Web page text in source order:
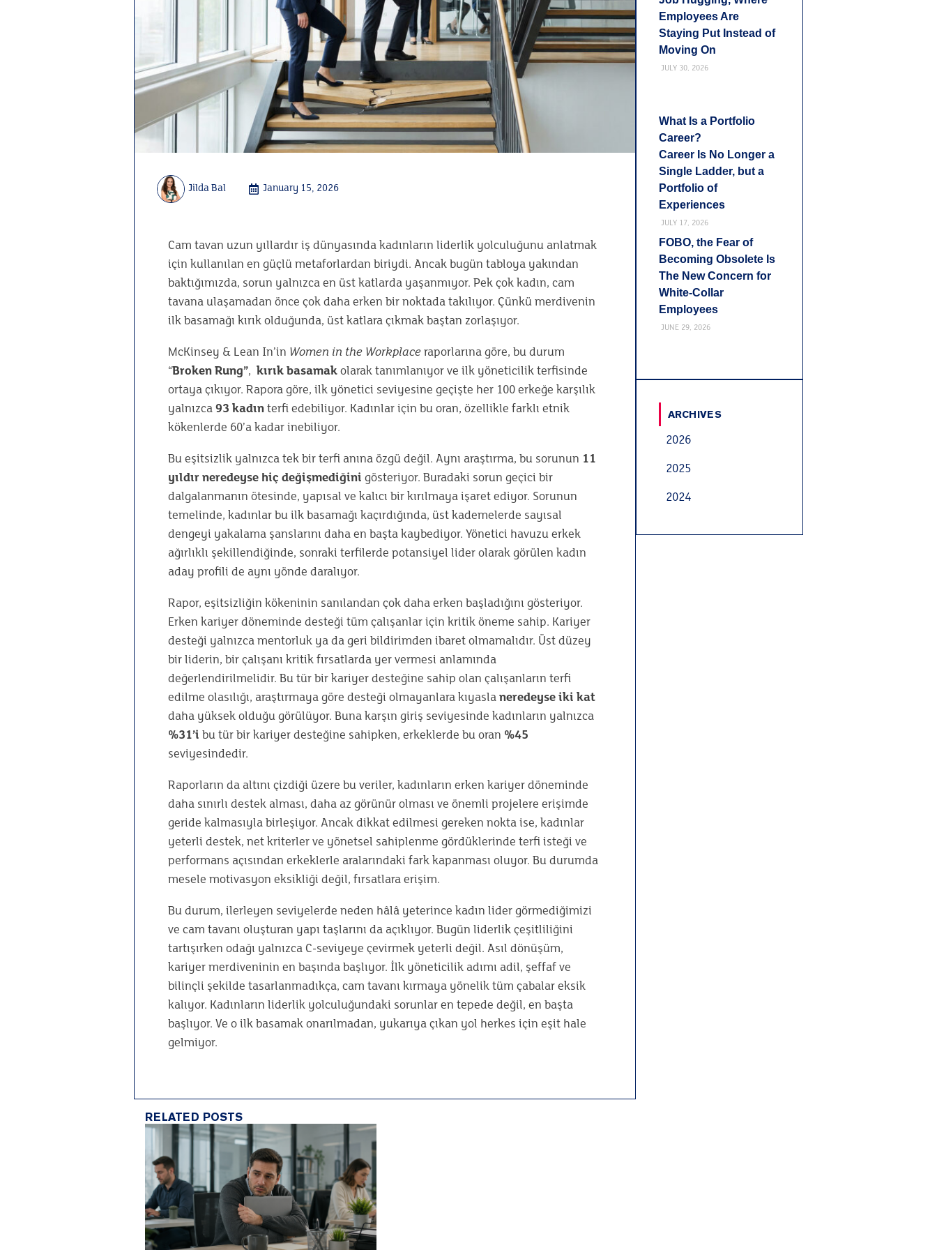
Jilda Bal January 15, 2026
Cam tavan uzun yıllardır iş dünyasında kadınların liderlik yolculuğunu anlatmak
için kullanılan en güçlü metaforlardan biriydi. Ancak bugün tabloya yakından
baktığımızda, sorun yalnızca en üst katlarda yaşanmıyor. Pek çok kadın, cam
tavana ulaşamadan önce çok daha erken bir noktada takılıyor. Çünkü merdivenin
ilk basamağı kırık olduğunda, üst katlara çıkmak baştan zorlaşıyor.
McKinsey & Lean In’in Women in the Workplace raporlarına göre, bu durum
“Broken Rung”, kırık basamak olarak tanımlanıyor ve ilk yöneticilik terfisinde
ortaya çıkıyor. Rapora göre, ilk yönetici seviyesine geçişte her 100 erkeğe karşılık
yalnızca 93 kadın terfi edebiliyor. Kadınlar için bu oran, özellikle farklı etnik
kökenlerde 60’a kadar inebiliyor.
Bu eşitsizlik yalnızca tek bir terfi anına özgü değil. Aynı araştırma, bu sorunun 11
yıldır neredeyse hiç değişmediğini gösteriyor. Buradaki sorun geçici bir
dalgalanmanın ötesinde, yapısal ve kalıcı bir kırılmaya işaret ediyor. Sorunun
temelinde, kadınlar bu ilk basamağı kaçırdığında, üst kademelerde sayısal
dengeyi yakalama şanslarını daha en başta kaybediyor. Yönetici havuzu erkek
ağırlıklı şekillendiğinde, sonraki terfilerde potansiyel lider olarak görülen kadın
aday profili de aynı yönde daralıyor.
Rapor, eşitsizliğin kökeninin sanılandan çok daha erken başladığını gösteriyor.
Erken kariyer döneminde desteği tüm çalışanlar için kritik öneme sahip. Kariyer
desteği yalnızca mentorluk ya da geri bildirimden ibaret olmamalıdır. Üst düzey
bir liderin, bir çalışanı kritik fırsatlarda yer vermesi anlamında
değerlendirilmelidir. Bu tür bir kariyer desteğine sahip olan çalışanların terfi
edilme olasılığı, araştırmaya göre desteği olmayanlara kıyasla neredeyse iki kat
daha yüksek olduğu görülüyor. Buna karşın giriş seviyesinde kadınların yalnızca
%31’i bu tür bir kariyer desteğine sahipken, erkeklerde bu oran %45
seviyesindedir.
Raporların da altını çizdiği üzere bu veriler, kadınların erken kariyer döneminde
daha sınırlı destek alması, daha az görünür olması ve önemli projelere erişimde
geride kalmasıyla birleşiyor. Ancak dikkat edilmesi gereken nokta ise, kadınlar
yeterli destek, net kriterler ve yönetsel sahiplenme gördüklerinde terfi isteği ve
performans açısından erkeklerle aralarındaki fark kapanması oluyor. Bu durumda
mesele motivasyon eksikliği değil, fırsatlara erişim.
Bu durum, ilerleyen seviyelerde neden hâlâ yeterince kadın lider görmediğimizi
ve cam tavanı oluşturan yapı taşlarını da açıklıyor. Bugün liderlik çeşitliliğini
tartışırken odağı yalnızca C-seviyeye çevirmek yeterli değil. Asıl dönüşüm,
kariyer merdiveninin en başında başlıyor. İlk yöneticilik adımı adil, şeffaf ve
bilinçli şekilde tasarlanmadıkça, cam tavanı kırmaya yönelik tüm çabalar eksik
kalıyor. Kadınların liderlik yolculuğundaki sorunlar en tepede değil, en başta
başlıyor. Ve o ilk basamak onarılmadan, yukarıya çıkan yol herkes için eşit hale
gelmiyor.
RELATED POSTS
Employees Are
Staying Put Instead of
Moving On
JULY 30, 2026
What Is a Portfolio
Career?
Career Is No Longer a
Single Ladder, but a
Portfolio of
Experiences
JULY 17, 2026
FOBO, the Fear of
Becoming Obsolete Is
The New Concern for
White-Collar
Employees
JUNE 29, 2026
ARCHIVES
2026
2025
2024